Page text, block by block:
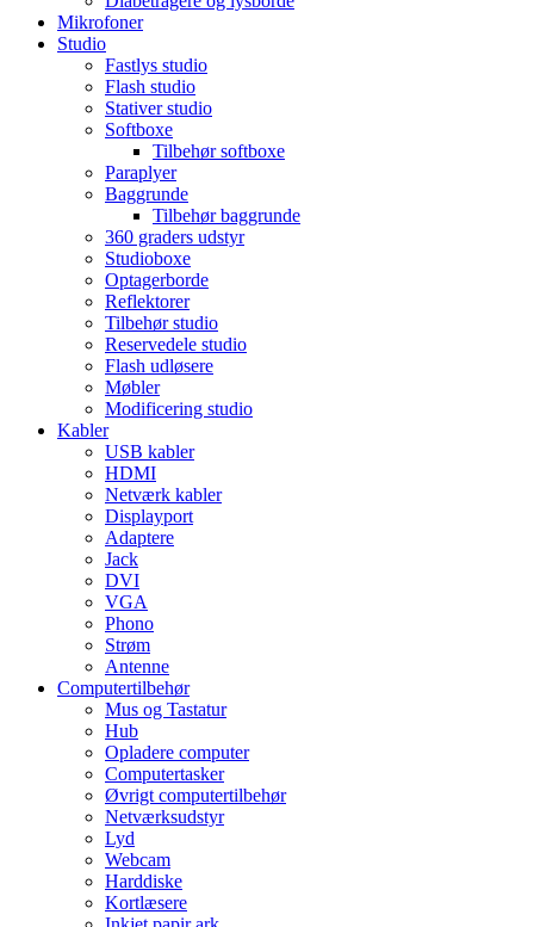
Mikrofoner
Studio
Fastlys studio
Flash studio
Stativer studio
Softboxe
Tilbehør softboxe
Paraplyer
Baggrunde
Tilbehør baggrunde
360 graders udstyr
Studioboxe
Optagerborde
Reflektorer
Tilbehør studio
Reservedele studio
Flash udløsere
Møbler
Modificering studio
Kabler
USB kabler
HDMI
Netværk kabler
Displayport
Adaptere
Jack
DVI
VGA
Phono
Strøm
Antenne
Computertilbehør
Mus og Tastatur
Hub
Opladere computer
Computertasker
Øvrigt computertilbehør
Netværksudstyr
Lyd
Webcam
Harddiske
Kortlæsere